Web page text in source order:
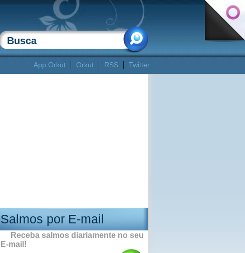
App Orkut Orkut RSS Twitter
Salmos por E-mail
Receba salmos diariamente no seu
E-mail!